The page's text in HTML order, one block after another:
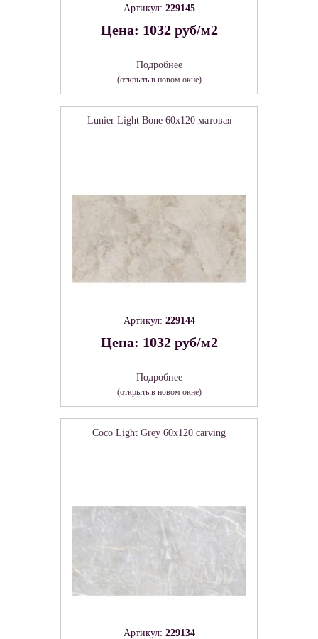
Артикул: 229145
Цена: 1032 руб/м2
Подробнее
(открыть в новом окне)
Lunier Light Bone 60х120 матовая
Артикул: 229144
Цена: 1032 руб/м2
Подробнее
(открыть в новом окне)
Coco Light Grey 60х120 carving
Артикул: 229134